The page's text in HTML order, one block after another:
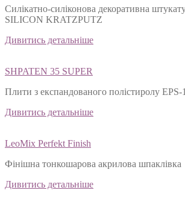
Силікатно-силіконова декоративна
SILICON KRATZPUTZ
Дивитись детальніше
SHPATEN 35 SUPER
Плити з експандованого полістиролу EPS-
Дивитись детальніше
LeoMix Perfekt Finish
Фінішна тонкошарова акрилова шпаклівка
Дивитись детальніше